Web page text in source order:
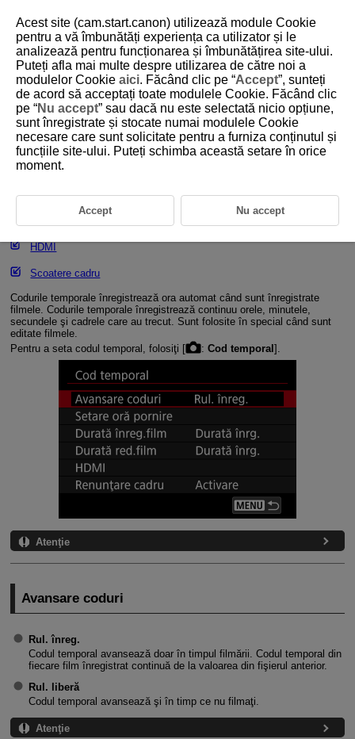
D292-082
Cod temporal
Avansare coduri
Setare timp pornire
Durată înregistrare filme
Durată redare film
HDMI
Scoatere cadru
Codurile temporale înregistrează ora automat când sunt înregistrate
filmele. Codurile temporale înregistrează continuu orele, minutele,
secundele şi cadrele care au trecut. Sunt folosite în special când sunt
editate filmele.
Pentru a seta codul temporal, folosiţi [
: Cod temporal ].
Atenţie
Avansare coduri
Rul. înreg.
Codul temporal avansează doar în timpul filmării. Codul temporal din
fiecare film înregistrat continuă de la valoarea din fişierul anterior.
Rul. liberă
Codul temporal avansează şi în timp ce nu filmaţi.
Atenţie
Acest site (cam.start.canon) utilizează module Cookie
pentru a vă îmbunătăți experiența ca utilizator și le
analizează pentru funcționarea și îmbunătățirea site-ului.
Puteți afla mai multe despre utilizarea de către noi a
modulelor Cookie aici. Făcând clic pe “Accept”, sunteți
de acord să acceptați toate modulele Cookie. Făcând clic
pe “Nu accept” sau dacă nu este selectată nicio opțiune,
sunt înregistrate și stocate numai modulele Cookie
necesare care sunt solicitate pentru a furniza conținutul și
funcțiile site-ului. Puteți schimba această setare în orice
moment.
Accept Nu accept